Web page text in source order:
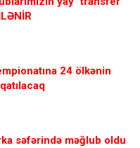
24 ölkənin
səfərində məğlub oldu